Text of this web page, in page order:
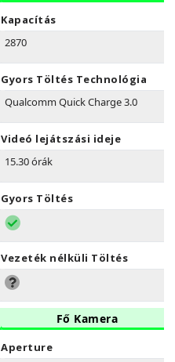
Kapacítás
2870
Gyors Töltés Technológia
Qualcomm Quick Charge 3.0
Videó lejátszási ideje
15.30 órák
Gyors Töltés
Vezeték nélküli Töltés
Fő Kamera
Aperture